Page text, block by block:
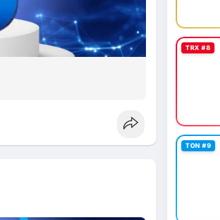
TRX #8
TON #9